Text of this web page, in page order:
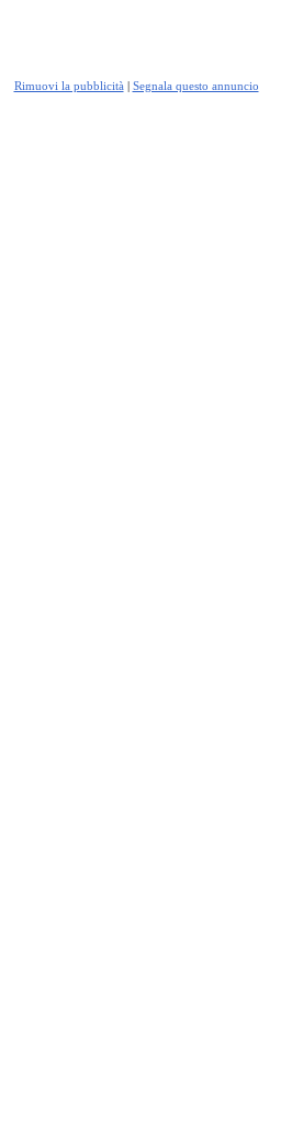
Rimuovi la pubblicità | Segnala questo annuncio